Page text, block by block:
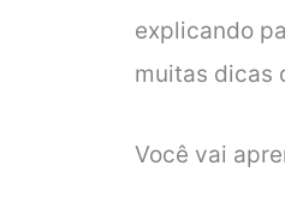
explicando
muitas dicas
Você vai